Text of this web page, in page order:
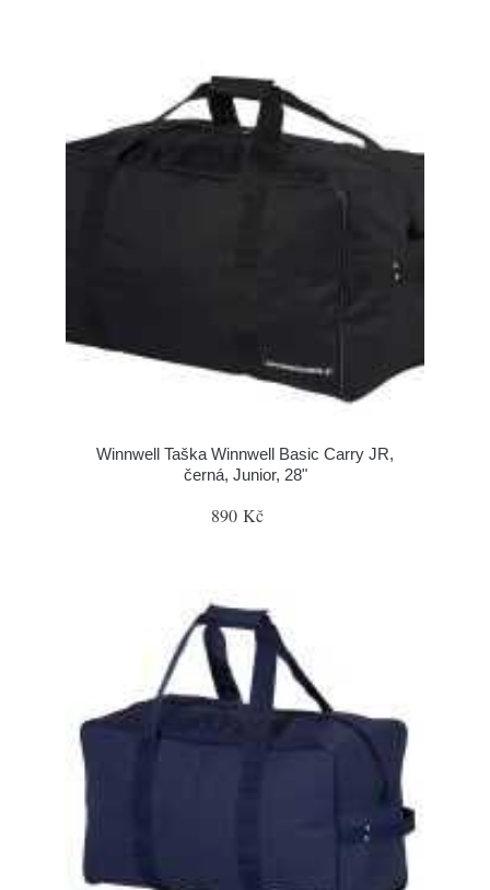
Winnwell Taška Winnwell Basic Carry JR,
černá, Junior, 28"
890 Kč